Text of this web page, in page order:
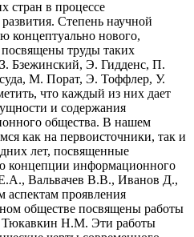
стран в процессе
Степень научной
концептуально нового,
труды таких
Бзежинский, Э. Гидденс, П.
М. Порат, Э. Тоффлер, У.
что каждый из них дает
и содержания
общества. В нашем
как на первоисточники, так и
лет, посвященные
концепции информационного
Вальвачев В.В., Иванов Д.,
проявления
обществе посвящены работы
Тюкавкин Н.М. Эти работы